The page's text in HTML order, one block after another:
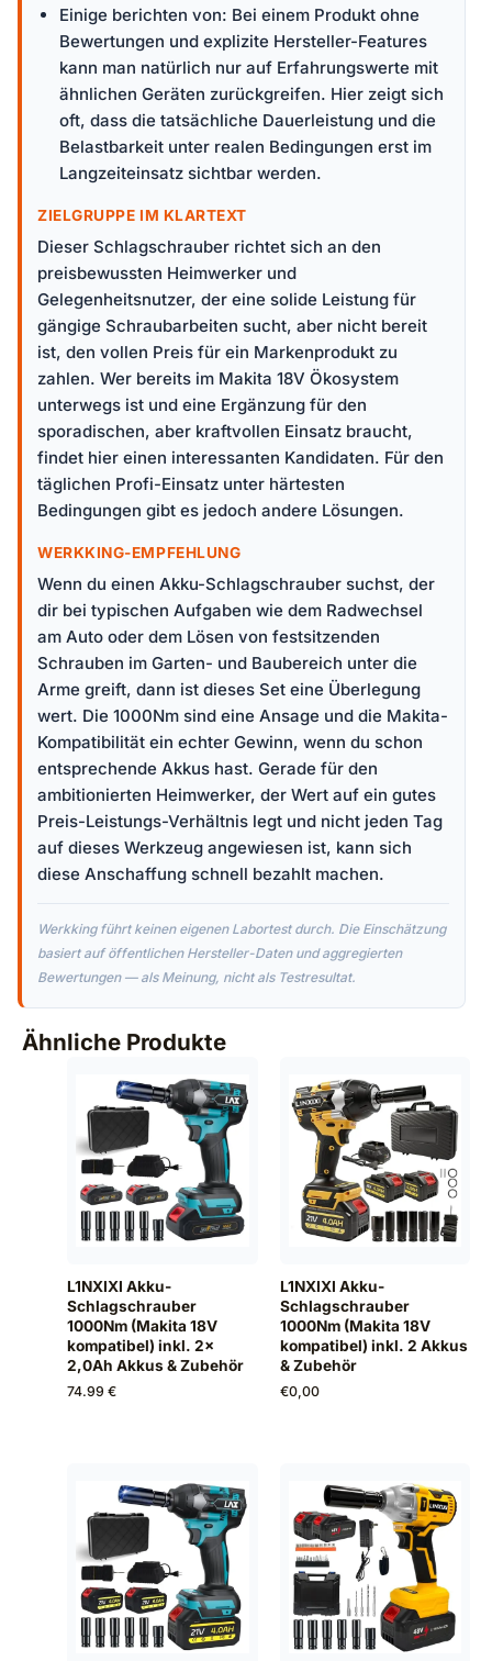
Einige berichten von: Bei einem Produkt ohne
Bewertungen und explizite Hersteller-Features
kann man natürlich nur auf Erfahrungswerte mit
ähnlichen Geräten zurückgreifen. Hier zeigt sich
oft, dass die tatsächliche Dauerleistung und die
Belastbarkeit unter realen Bedingungen erst im
Langzeiteinsatz sichtbar werden.
ZIELGRUPPE IM KLARTEXT
Dieser Schlagschrauber richtet sich an den
preisbewussten Heimwerker und
Gelegenheitsnutzer, der eine solide Leistung für
gängige Schraubarbeiten sucht, aber nicht bereit
ist, den vollen Preis für ein Markenprodukt zu
zahlen. Wer bereits im Makita 18V Ökosystem
unterwegs ist und eine Ergänzung für den
sporadischen, aber kraftvollen Einsatz braucht,
findet hier einen interessanten Kandidaten. Für den
täglichen Profi-Einsatz unter härtesten
Bedingungen gibt es jedoch andere Lösungen.
WERKKING-EMPFEHLUNG
Wenn du einen Akku-Schlagschrauber suchst, der
dir bei typischen Aufgaben wie dem Radwechsel
am Auto oder dem Lösen von festsitzenden
Schrauben im Garten- und Baubereich unter die
Arme greift, dann ist dieses Set eine Überlegung
wert. Die 1000Nm sind eine Ansage und die Makita-
Kompatibilität ein echter Gewinn, wenn du schon
entsprechende Akkus hast. Gerade für den
ambitionierten Heimwerker, der Wert auf ein gutes
Preis-Leistungs-Verhältnis legt und nicht jeden Tag
auf dieses Werkzeug angewiesen ist, kann sich
diese Anschaffung schnell bezahlt machen.
Werkking führt keinen eigenen Labortest durch. Die Einschätzung
basiert auf öffentlichen Hersteller-Daten und aggregierten
Bewertungen — als Meinung, nicht als Testresultat.
Ähnliche Produkte
L1NXIXI Akku-
Schlagschrauber
1000Nm (Makita 18V
kompatibel) inkl. 2x
2,0Ah Akkus & Zubehör
74.99 €
L1NXIXI Akku-
Schlagschrauber
1000Nm (Makita 18V
kompatibel) inkl. 2 Akkus
& Zubehör
€0,00